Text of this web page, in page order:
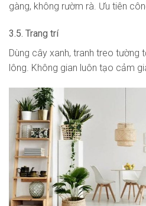
gàng, không rườm rà. Ưu tiên
3.5. Trang trí
Dùng cây xanh, tranh treo tường
lông. Không gian luôn tạo cảm